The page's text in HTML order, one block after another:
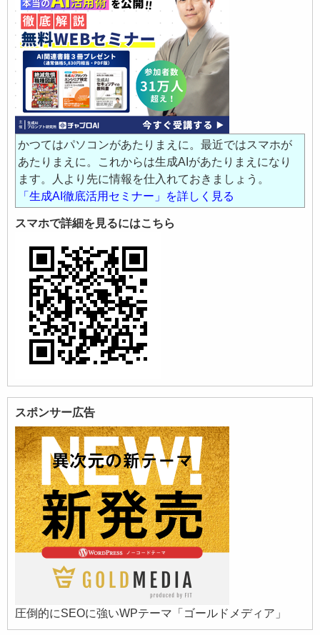
かつてはパソコンがあたりまえに。最近ではスマホが
あたりまえに。これからは生成AIがあたりまえになり
ます。人より先に情報を仕入れておきましょう。
「生成AI徹底活用セミナー」を詳しく見る
スマホで詳細を見るにはこちら
スポンサー広告
圧倒的にSEOに強いWPテーマ「ゴールドメディア」